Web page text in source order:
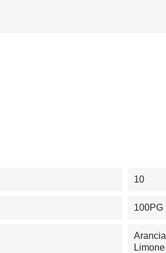
10
100PG
Arancia
Limone